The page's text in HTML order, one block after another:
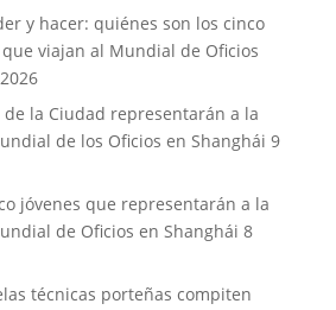
y hacer: quiénes son los cinco
viajan al Mundial de Oficios
la Ciudad representarán a la
de los Oficios en Shanghái 9
jóvenes que representarán a la
de Oficios en Shanghái 8
técnicas porteñas compiten